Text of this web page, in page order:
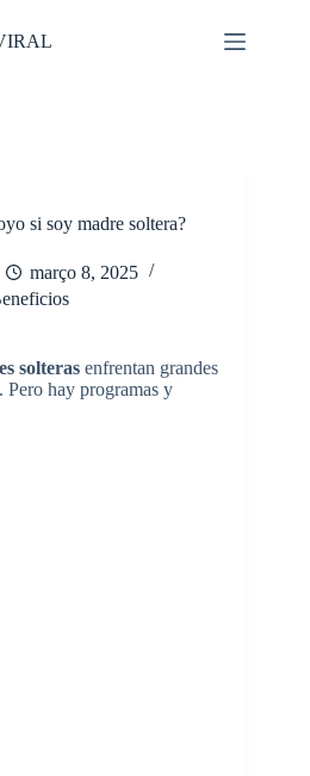
si soy madre soltera?
março 8, 2025
solteras enfrentan grandes
Pero hay programas y